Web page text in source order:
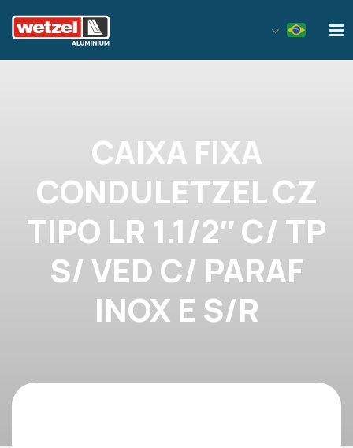
CAIXA FIXA
CONDULETZEL CZ
TIPO LR 1.1/2″ C/ TP
S/ VED C/ PARAF
INOX E S/R